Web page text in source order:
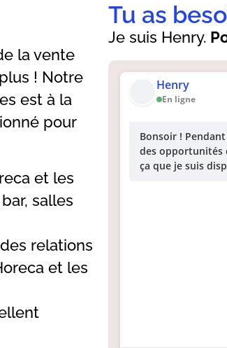
la vente
! Notre
est à la
pour
et les
salles
relations
et les
Henry
En ligne
Bonsoir !
des opportunités
ça que je suis
Je suis Henry.
Tu as